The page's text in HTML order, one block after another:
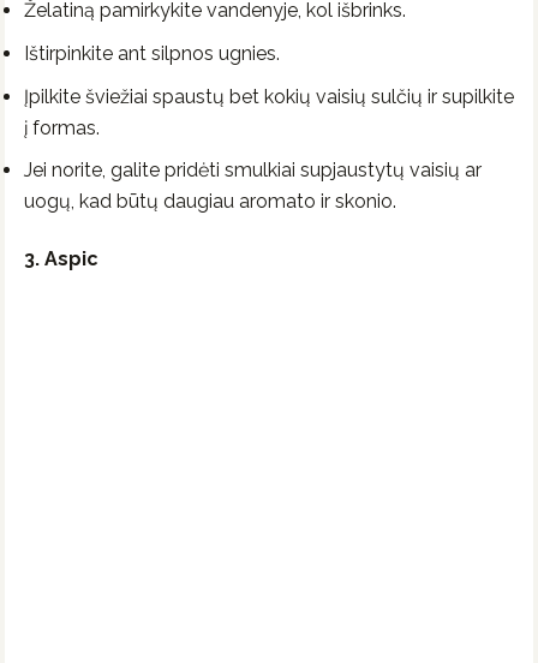
Želatiną pamirkykite vandenyje, kol išbrinks.
Ištirpinkite ant silpnos ugnies.
Įpilkite šviežiai spaustų bet kokių vaisių sulčių ir supilkite
į formas.
Jei norite, galite pridėti smulkiai supjaustytų vaisių ar
uogų, kad būtų daugiau aromato ir skonio.
3. Aspic